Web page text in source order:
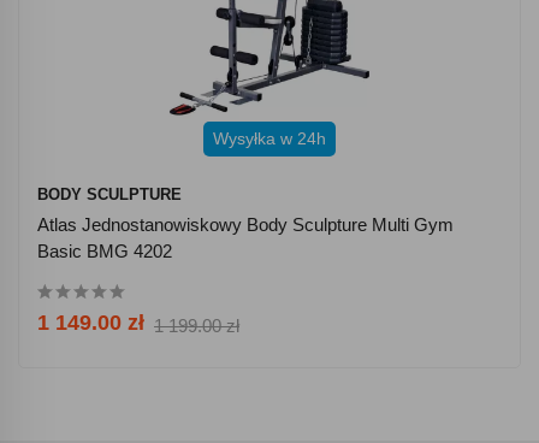
Wysyłka w 24h
BODY SCULPTURE
Atlas Jednostanowiskowy Body Sculpture Multi Gym
Basic BMG 4202
1 149.00 zł 1 199.00 zł